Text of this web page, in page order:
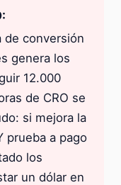
de conversión
genera los
12.000
de CRO se
si mejora la
prueba a pago
los
un dólar en